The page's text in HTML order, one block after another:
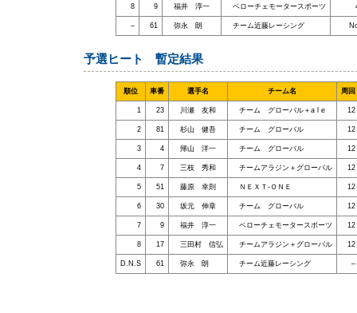
8 9 福井 淳一 ベローチェモータースポーツ
– 61 弥永 朗 チーム近藤レーシング
予選ヒート 暫定結果
順位 車番 選手名 チーム名 周回
1 23 川瀬 友和 チーム グローバル＋a l e 12
2 81 杉山 健吾 チーム グローバル 12
3 4 帰山 洋一 チーム グローバル 12
4 7 三枝 秀和 チームアラジン＋グローバル 12
5 51 藤原 幸則 ＮＥＸＴ-ＯＮＥ 12
6 30 坂元 伸章 チーム グローバル 12
7 9 福井 淳一 ベローチェモータースポーツ 12
8 17 三田村 信弘 チームアラジン＋グローバル 12
D.N.S 61 弥永 朗 チーム近藤レーシング –